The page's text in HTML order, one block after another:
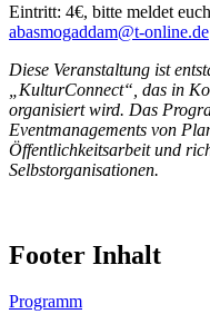
Eintritt: 4€, bitte meldet
abasmogaddam@t-online.de
Diese Veranstaltung ist
„KulturConnect“, das in
organisiert wird. Das
Eventmanagements von
Öffentlichkeitsarbeit und
Selbstorganisationen.
Footer Inhalt
Programm